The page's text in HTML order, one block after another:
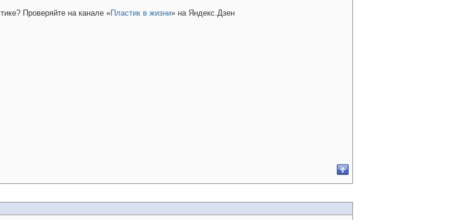
Проверяйте на канале «Пластик в жизни» на Яндекс.Дзен